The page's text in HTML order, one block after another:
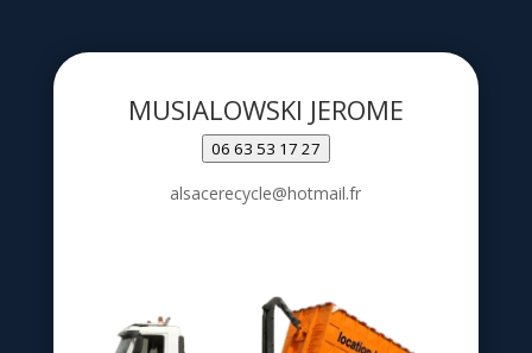
MUSIALOWSKI JEROME
06 63 53 17 27
alsacerecycle@hotmail.fr